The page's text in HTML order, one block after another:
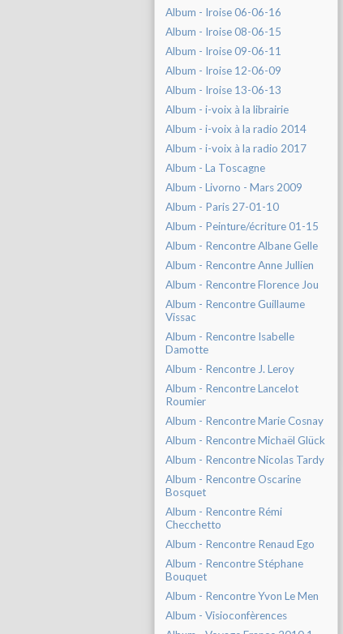
Album - Iroise 06-06-16
Album - Iroise 08-06-15
Album - Iroise 09-06-11
Album - Iroise 12-06-09
Album - Iroise 13-06-13
Album - i-voix à la librairie
Album - i-voix à la radio 2014
Album - i-voix à la radio 2017
Album - La Toscagne
Album - Livorno - Mars 2009
Album - Paris 27-01-10
Album - Peinture/écriture 01-15
Album - Rencontre Albane Gelle
Album - Rencontre Anne Jullien
Album - Rencontre Florence Jou
Album - Rencontre Guillaume
Vissac
Album - Rencontre Isabelle
Damotte
Album - Rencontre J. Leroy
Album - Rencontre Lancelot
Roumier
Album - Rencontre Marie Cosnay
Album - Rencontre Michaël Glück
Album - Rencontre Nicolas Tardy
Album - Rencontre Oscarine
Bosquet
Album - Rencontre Rémi
Checchetto
Album - Rencontre Renaud Ego
Album - Rencontre Stéphane
Bouquet
Album - Rencontre Yvon Le Men
Album - Visioconfèrences